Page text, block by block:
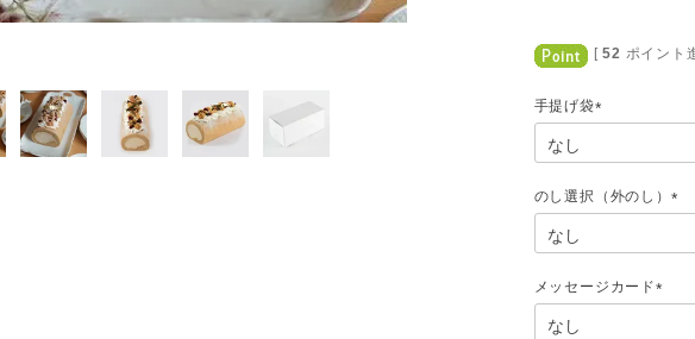
[ 52 ポイント
手提げ袋
のし選択（外のし）
メッセージカード